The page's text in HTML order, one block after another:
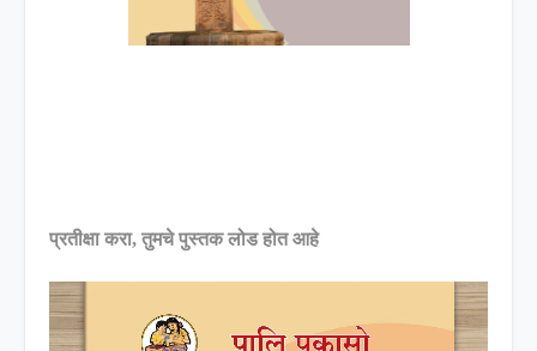
प्रतीक्षा करा, तुमचे पुस्तक लोड होत आहे